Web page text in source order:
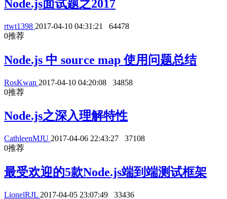
Node.js面试题之2017
rtwt1398 2017-04-10 04:31:21
64478
0推荐
Node.js 中 source map 使用问题总结
RosKwan 2017-04-10 04:20:08
34858
0推荐
Node.js之深入理解特性
CathleenMJU 2017-04-06 22:43:27
37108
0推荐
最受欢迎的5款Node.js端到端测试框架
LionelRJL 2017-04-05 23:07:49 33436